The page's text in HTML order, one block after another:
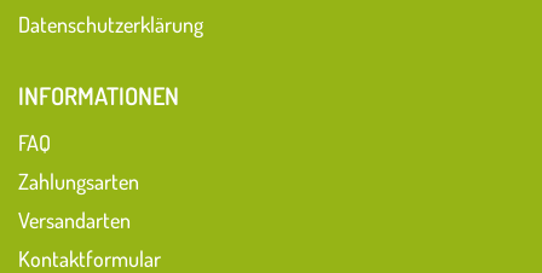
Datenschutzerklärung
INFORMATIONEN
FAQ
Zahlungsarten
Versandarten
Kontaktformular